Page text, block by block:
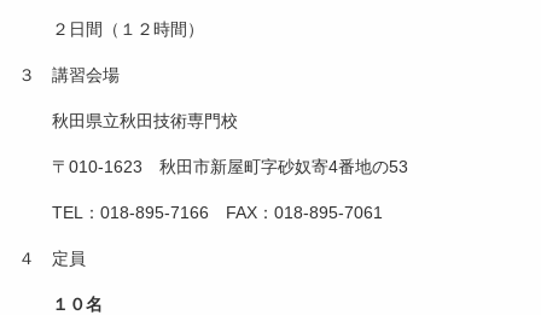
２日間（１２時間）
３ 講習会場
秋田県立秋田技術専門校
〒010‐1623 秋田市新屋町字砂奴寄4番地の53
TEL：018‐895‐7166 FAX：018‐895‐7061
４ 定員
１０名